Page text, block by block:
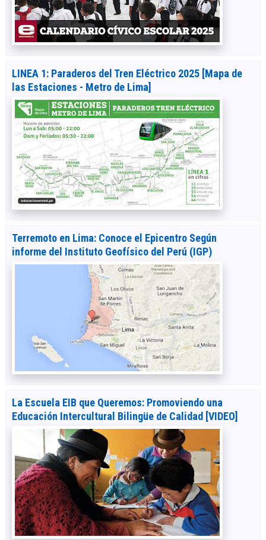
LINEA 1: Paraderos del Tren Eléctrico 2025 [Mapa de
las Estaciones - Metro de Lima]
Terremoto en Lima: Conoce el Epicentro Según
informe del Instituto Geofísico del Perú (IGP)
La Escuela EIB que Queremos: Promoviendo una
Educación Intercultural Bilingüe de Calidad [VIDEO]